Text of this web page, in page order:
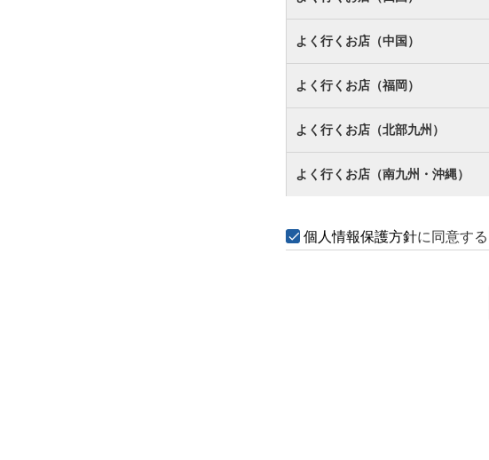
よく行くお店（中国）
よく行くお店（福岡）
よく行くお店（北部九州）
よく行くお店（南九州・沖縄）
個人情報保護方針に同意する